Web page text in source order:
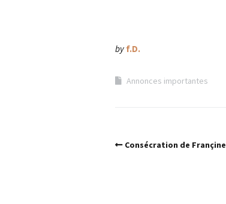
by f.D.
Annonces importantes
Consécration de Françine